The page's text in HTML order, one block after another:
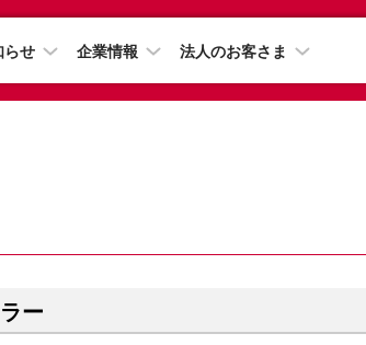
らせ 企業情報 法人のお客さま
ー